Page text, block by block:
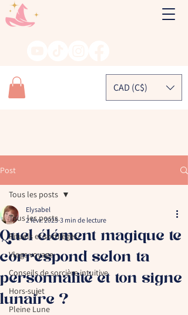
CAD (C$)
Post
Tous les posts
Rituels et sortilèges
Vlogs voyage
Conseils de sorcière intuitive
Hors-sujet
Pleine Lune
Tous les posts
Quel élément magique te
correspond selon ta
personnalité et ton signe
lunaire ?
Elysabel
2 févr. 2025 3 min de lecture